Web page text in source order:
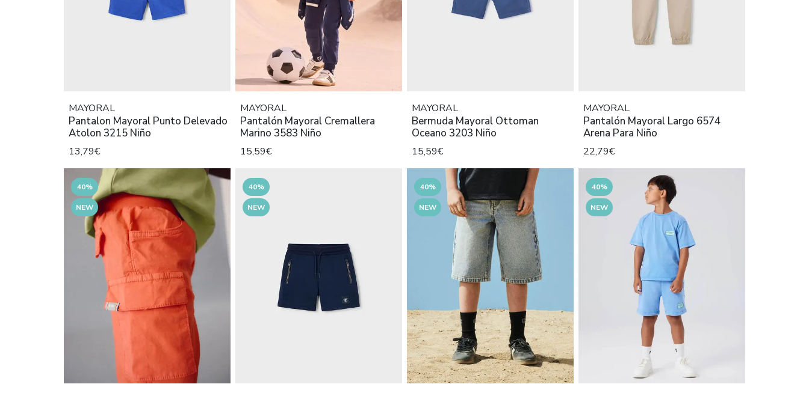
MAYORAL
Pantalon Mayoral Punto Delevado
Atolon 3215 Niño
13,79€
MAYORAL
Pantalón Mayoral Cremallera
Marino 3583 Niño
15,59€
MAYORAL
Bermuda Mayoral Ottoman
Oceano 3203 Niño
15,59€
MAYORAL
Pantalón Mayoral Largo 6574
Arena Para Niño
22,79€
40%
NEW
40%
NEW
40%
NEW
40%
NEW